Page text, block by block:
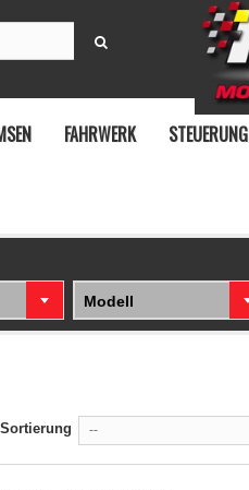
FAHRWERK STEUERUNG
Modell
Sortierung --